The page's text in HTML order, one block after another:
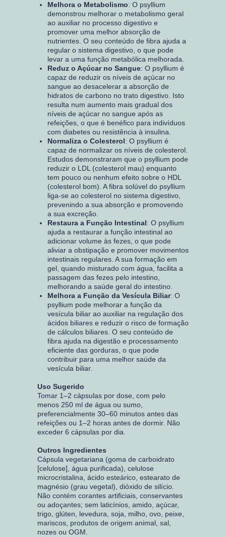
Melhora o Metabolismo: O psyllium
demonstrou melhorar o metabolismo geral
ao auxiliar no processo digestivo e
promover uma melhor absorção de
nutrientes. O seu conteúdo de fibra ajuda a
regular o sistema digestivo, o que pode
levar a uma função metabólica melhorada.
Reduz o Açúcar no Sangue: O psyllium é
capaz de reduzir os níveis de açúcar no
sangue ao desacelerar a absorção de
hidratos de carbono no trato digestivo. Isto
resulta num aumento mais gradual dos
níveis de açúcar no sangue após as
refeições, o que é benéfico para indivíduos
com diabetes ou resistência à insulina.
Normaliza o Colesterol: O psyllium é
capaz de normalizar os níveis de colesterol.
Estudos demonstraram que o psyllium pode
reduzir o LDL (colesterol mau) enquanto
tem pouco ou nenhum efeito sobre o HDL
(colesterol bom). A fibra solúvel do psyllium
liga-se ao colesterol no sistema digestivo,
prevenindo a sua absorção e promovendo
a sua excreção.
Restaura a Função Intestinal: O psyllium
ajuda a restaurar a função intestinal ao
adicionar volume às fezes, o que pode
aliviar a obstipação e promover movimentos
intestinais regulares. A sua formação em
gel, quando misturado com água, facilita a
passagem das fezes pelo intestino,
melhorando a saúde geral do intestino.
Melhora a Função da Vesícula Biliar: O
psyllium pode melhorar a função da
vesícula biliar ao auxiliar na regulação dos
ácidos biliares e reduzir o risco de formação
de cálculos biliares. O seu conteúdo de
fibra ajuda na digestão e processamento
eficiente das gorduras, o que pode
contribuir para uma melhor saúde da
vesícula biliar.
Uso Sugerido
Tomar 1–2 cápsulas por dose, com pelo
menos 250 ml de água ou sumo,
preferencialmente 30–60 minutos antes das
refeições ou 1–2 horas antes de dormir. Não
exceder 6 cápsulas por dia.
Outros Ingredientes
Cápsula vegetariana (goma de carboidrato
[celulose], água purificada), celulose
microcristalina, ácido esteárico, estearato de
magnésio (grau vegetal), dióxido de silício.
Não contém corantes artificiais, conservantes
ou adoçantes; sem laticínios, amido, açúcar,
trigo, glúten, levedura, soja, milho, ovo, peixe,
mariscos, produtos de origem animal, sal,
nozes ou OGM.